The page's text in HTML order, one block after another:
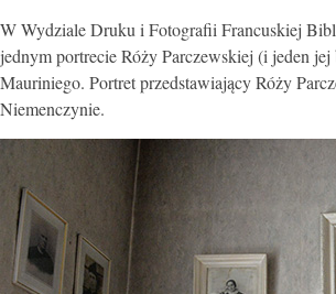
W Wydziale Druku i Fotografii Francuskiej
jednym portrecie Róży Parczewskiej (i jeden
Mauriniego. Portret przedstawiający Róży
Niemenczynie.